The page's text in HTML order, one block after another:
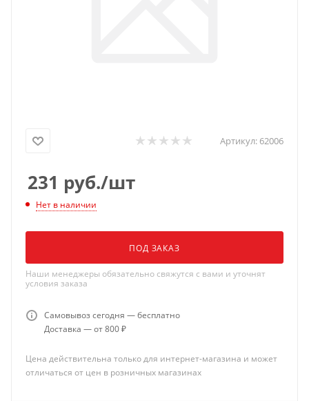
Артикул: 62006
231 руб./шт
Нет в наличии
ПОД ЗАКАЗ
Наши менеджеры обязательно свяжутся с вами и уточнят
условия заказа
Самовывоз сегодня — бесплатно
Доставка — от 800 ₽
Цена действительна только для интернет-магазина и может
отличаться от цен в розничных магазинах